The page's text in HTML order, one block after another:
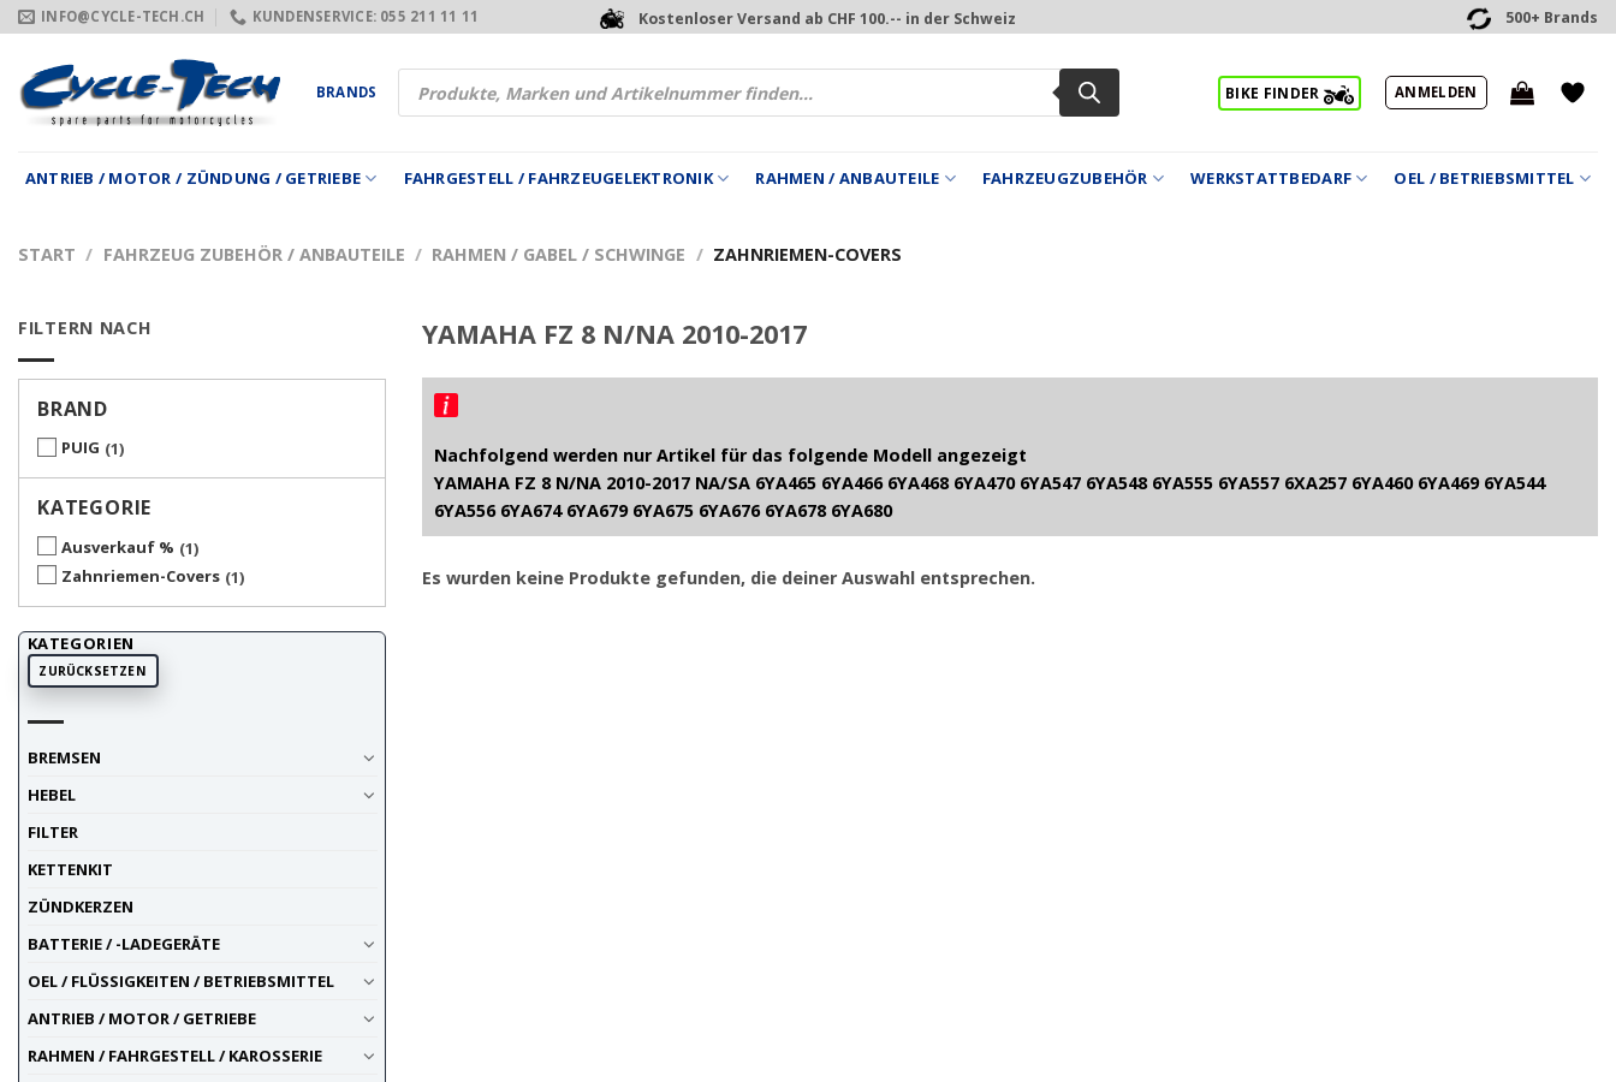
Zum
Inhalt
springen
INFO@CYCLE-TECH.CH KUNDENSERVICE: 055 211 11 11 Kostenloser Versand ab CHF 100.-- in der Schweiz 500+ Brands
BRANDS
Products
search
BIKE FINDER ANMELDEN
ANTRIEB / MOTOR / ZÜNDUNG / GETRIEBE FAHRGESTELL / FAHRZEUGELEKTRONIK RAHMEN / ANBAUTEILE FAHRZEUGZUBEHÖR WERKSTATTBEDARF OEL / BETRIEBSMITTEL
START / FAHRZEUG ZUBEHÖR / ANBAUTEILE / RAHMEN / GABEL / SCHWINGE / ZAHNRIEMEN-COVERS
FILTERN NACH
BRAND
PUIG 1
KATEGORIE
Ausverkauf % 1
Zahnriemen-Covers 1
KATEGORIEN
ZURÜCKSETZEN
BREMSEN
HEBEL
FILTER
KETTENKIT
ZÜNDKERZEN
BATTERIE / -LADEGERÄTE
OEL / FLÜSSIGKEITEN / BETRIEBSMITTEL
ANTRIEB / MOTOR / GETRIEBE
RAHMEN / FAHRGESTELL / KAROSSERIE
YAMAHA FZ 8 N/NA 2010-2017
Nachfolgend werden nur Artikel für das folgende Modell angezeigt
YAMAHA FZ 8 N/NA 2010-2017 NA/SA 6YA465 6YA466 6YA468 6YA470 6YA547 6YA548 6YA555 6YA557 6XA257 6YA460 6YA469 6YA544
6YA556 6YA674 6YA679 6YA675 6YA676 6YA678 6YA680
Es wurden keine Produkte gefunden, die deiner Auswahl entsprechen.